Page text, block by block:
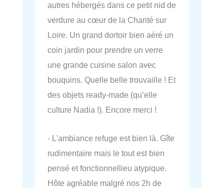
autres hébergés dans ce petit nid de
verdure au cœur de la Charité sur
Loire. Un grand dortoir bien aéré un
coin jardin pour prendre un verre
une grande cuisine salon avec
bouquins. Quelle belle trouvaille ! Et
des objets ready-made (qu’elle
culture Nadia !). Encore merci !
- L'ambiance refuge est bien là. Gîte
rudimentaire mais le tout est bien
pensé et fonctionnellieu atypique.
Hôte agréable malgré nos 2h de